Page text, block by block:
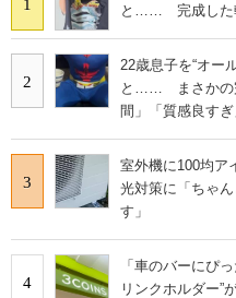
1 と…… 完成した
2
22歳息子を“オー
と…… まさかの
間」「質感良すぎ
3
室外機に100均
光対策に「ちゃ
す」
4
「車のバーにぴ
リンクホルダー